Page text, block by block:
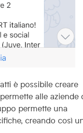
è possibile creare
alle aziende
permette una
creando così